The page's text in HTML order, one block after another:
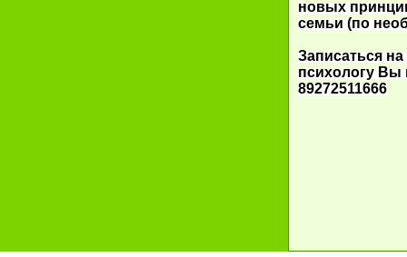
новых
семьи (по
Записаться
психологу Вы
89272511666